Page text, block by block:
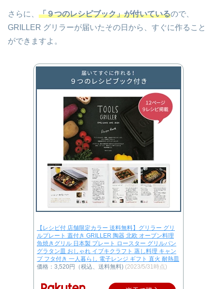
さらに、 「９つのレシピブック」が付いているので、
GRILLER グリラーが届いたその日から、すぐに作ること
ができますよ。
【レシピ付 店舗限定カラー 送料無料】グリラー グリ
ルプレート 蓋付き GRILLER 陶器 北欧 オーブン料理
魚焼きグリル 日本製 プレート ロースター グリルパン
グラタン皿 おしゃれ イブキクラフト 蒸し料理 キャン
プ フタ付き 一人暮らし 電子レンジ ギフト 直火 耐熱皿
価格：3,520円（税込、送料無料) (2023/5/31時点)